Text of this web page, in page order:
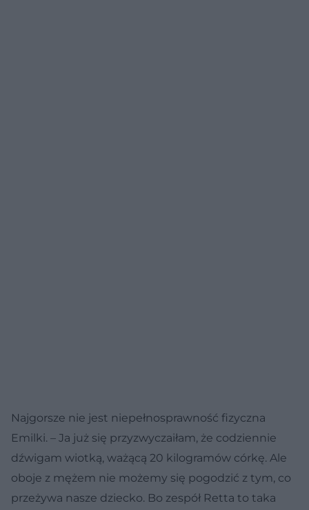
Najgorsze nie jest niepełnosprawność fizyczna
Emilki. – Ja już się przyzwyczaiłam, że codziennie
dźwigam wiotką, ważącą 20 kilogramów córkę. Ale
oboje z mężem nie możemy się pogodzić z tym, co
przeżywa nasze dziecko. Bo zespół Retta to taka